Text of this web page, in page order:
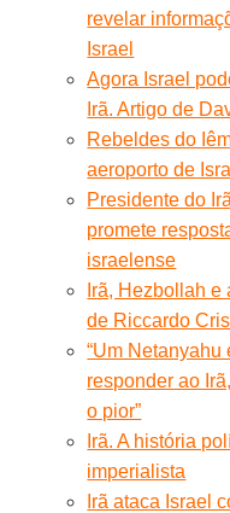
revelar
Israel
Agora Israel
Irã. Artigo de
Rebeldes do
aeroporto de
Presidente do
promete
israelense
Irã, Hezbollah e
de Riccardo
“Um Netanyahu
responder ao
o pior”
Irã. A história
imperialista
Irã ataca Israel